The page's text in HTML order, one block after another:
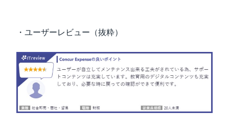
・ユーザーレビュー（抜粋）